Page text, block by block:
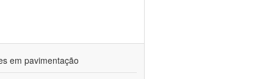
em pavimentação